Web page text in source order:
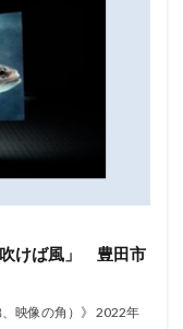
吹けば風」 豊田市
映像の角）》 2022年